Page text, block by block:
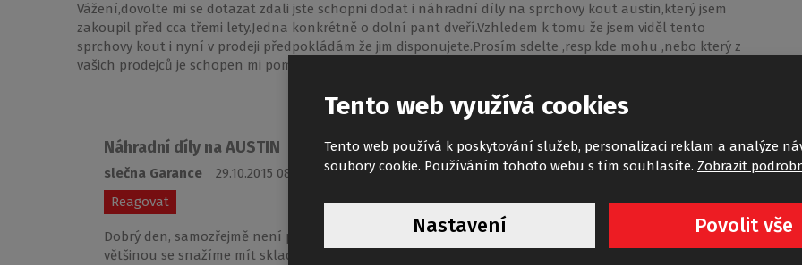
Vážení,dovolte mi se dotazat zdali jste schopni dodat i náhradní díly na sprchovy kout austin,který jsem
zakoupil před cca třemi lety.Jedna konkrétně o dolní pant dveří.Vzhledem k tomu že jsem viděl tento
sprchovy kout i nyní v prodeji předpokládám že jim disponujete.Prosím sdelte ,resp.kde mohu ,nebo který z
vašich prodejců je schopen mi pomocí.Dekuji
Náhradní díly na AUSTIN
slečna Garance
29.10.2015 08:23:25
Reagovat
Dobrý den, samozřejmě není problém na aktuálně prodávané produkty náhradní díly dodat, ale
většinou se snažíme mít skladem ND i na výrobky , které už několik let nemáme v nabídce, abychom
Tento web využívá cookies
Tento web používá k poskytování služeb, personalizaci reklam a analýze
soubory cookie. Používáním tohoto webu s tím souhlasíte. Zobrazit
Nastavení Povolit vše